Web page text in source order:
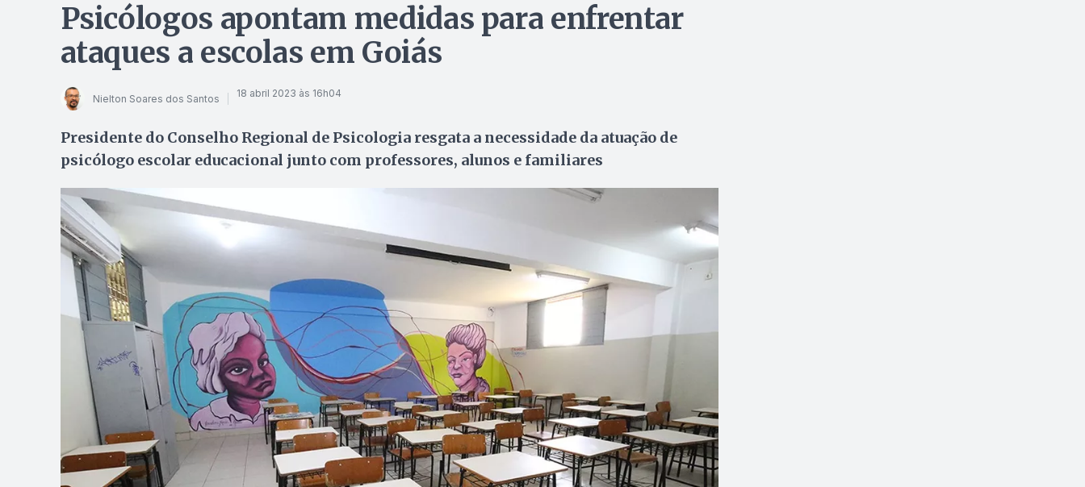
Psicólogos apontam medidas para enfrentar
ataques a escolas em Goiás
Nielton Soares dos Santos 18 abril 2023 às 16h04
Presidente do Conselho Regional de Psicologia resgata a necessidade da atuação de
psicólogo escolar educacional junto com professores, alunos e familiares